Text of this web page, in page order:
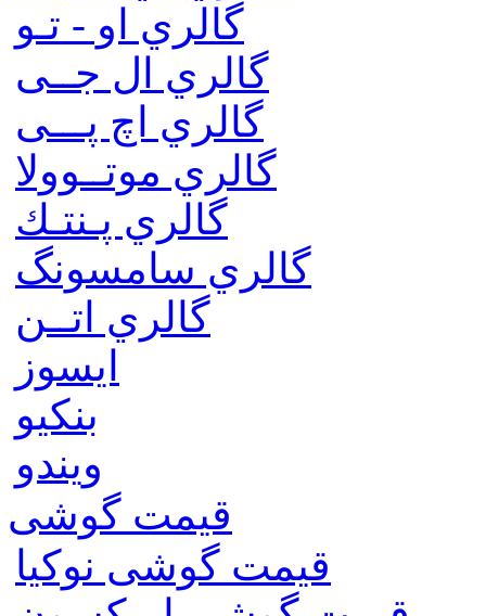
گالري او - تـو
گالري ال جــی
گالري اچ پـــی
گالري موتــوولا
گالري پـنتـك
گالري سامسونگ
گالري اتــن
ایسوز
بنکیو
ویندو
قیمت گوشی
قیمت گوشی نوكيا